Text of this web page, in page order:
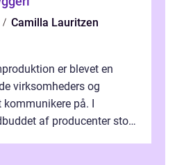
Camilla Lauritzen
er blevet en
virksomheders og
på. I
af producenter stort,